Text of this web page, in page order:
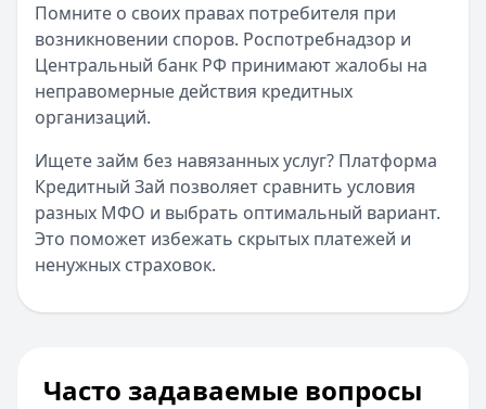
Помните о своих правах потребителя при
возникновении споров. Роспотребнадзор и
Центральный банк РФ принимают жалобы на
неправомерные действия кредитных
организаций.
Ищете займ без навязанных услуг? Платформа
Кредитный Зай позволяет сравнить условия
разных МФО и выбрать оптимальный вариант.
Это поможет избежать скрытых платежей и
ненужных страховок.
Часто задаваемые вопросы